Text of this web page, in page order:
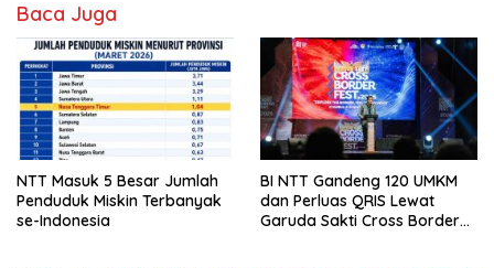
Baca Juga
NTT Masuk 5 Besar Jumlah
Penduduk Miskin Terbanyak
se-Indonesia
BI NTT Gandeng 120 UMKM
dan Perluas QRIS Lewat
Garuda Sakti Cross Border